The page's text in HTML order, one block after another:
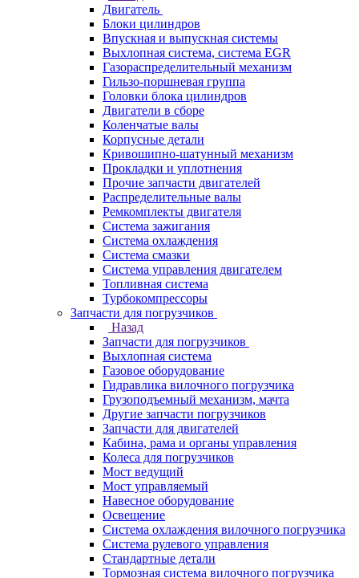
Двигатель
Блоки цилиндров
Впускная и выпускная системы
Выхлопная система, система EGR
Газораспределительный механизм
Гильзо-поршневая группа
Головки блока цилиндров
Двигатели в сборе
Коленчатые валы
Корпусные детали
Кривошипно-шатунный механизм
Прокладки и уплотнения
Прочие запчасти двигателей
Распределительные валы
Ремкомплекты двигателя
Система зажигания
Система охлаждения
Система смазки
Система управления двигателем
Топливная система
Турбокомпрессоры
Запчасти для погрузчиков
Назад
Запчасти для погрузчиков
Выхлопная система
Газовое оборудование
Гидравлика вилочного погрузчика
Грузоподъемный механизм, мачта
Другие запчасти погрузчиков
Запчасти для двигателей
Кабина, рама и органы управления
Колеса для погрузчиков
Мост ведущий
Мост управляемый
Навесное оборудование
Освещение
Система охлаждения вилочного погрузчика
Система рулевого управления
Стандартные детали
Тормозная система вилочного погрузчика